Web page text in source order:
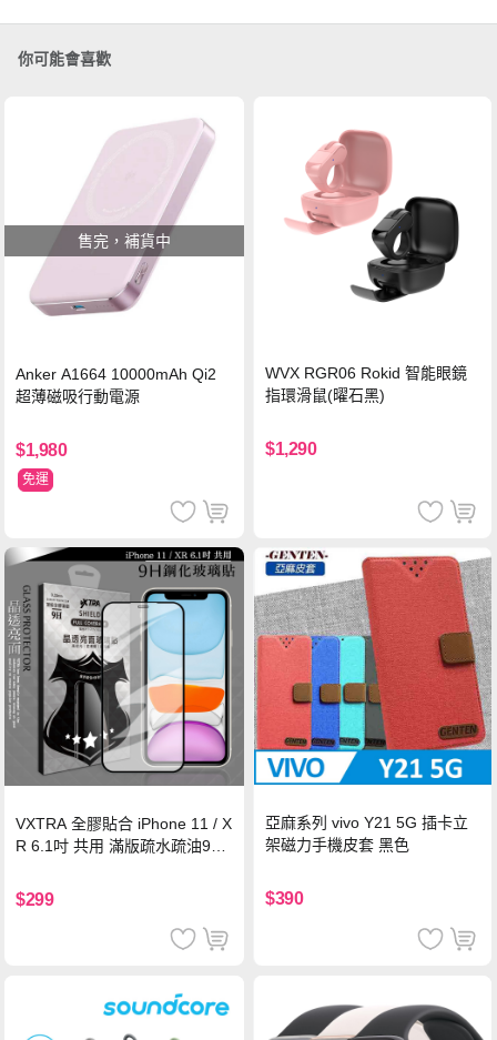
你可能會喜歡
售完，補貨中
Anker A1664 10000mAh Qi2
超薄磁吸行動電源
$1,980
免運
WVX RGR06 Rokid 智能眼鏡
指環滑鼠(曜石黑)
$1,290
VXTRA 全膠貼合 iPhone 11 / X
R 6.1吋 共用 滿版疏水疏油9H
$299
亞麻系列 vivo Y21 5G 插卡立
架磁力手機皮套 黑色
$390